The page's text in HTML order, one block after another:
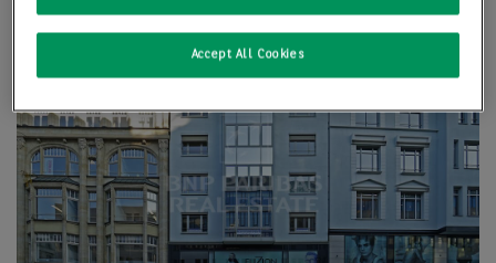
Accept All Cookies